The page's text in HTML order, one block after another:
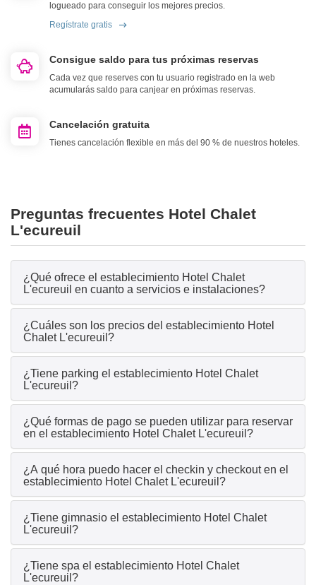
logueado para conseguir los mejores precios.
Regístrate gratis
Consigue saldo para tus próximas reservas
Cada vez que reserves con tu usuario registrado en la web
acumularás saldo para canjear en próximas reservas.
Cancelación gratuita
Tienes cancelación flexible en más del 90 % de nuestros hoteles.
Preguntas frecuentes Hotel Chalet
L'ecureuil
¿Qué ofrece el establecimiento Hotel Chalet
L'ecureuil en cuanto a servicios e instalaciones?
¿Cuáles son los precios del establecimiento Hotel
Chalet L'ecureuil?
¿Tiene parking el establecimiento Hotel Chalet
L'ecureuil?
¿Qué formas de pago se pueden utilizar para reservar
en el establecimiento Hotel Chalet L'ecureuil?
¿A qué hora puedo hacer el checkin y checkout en el
establecimiento Hotel Chalet L'ecureuil?
¿Tiene gimnasio el establecimiento Hotel Chalet
L'ecureuil?
¿Tiene spa el establecimiento Hotel Chalet
L'ecureuil?